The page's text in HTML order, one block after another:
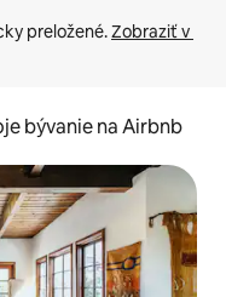
preložené. Zobraziť v
bývanie na Airbnb